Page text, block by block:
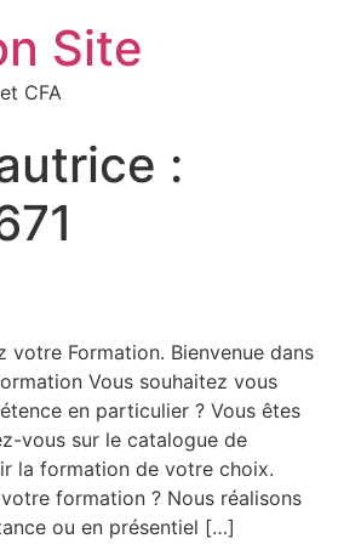
Site
CFA
:
votre Formation. Bienvenue dans
Vous souhaitez vous
en particulier ? Vous êtes
vous sur le catalogue de
la formation de votre choix.
formation ? Nous réalisons
ou en présentiel […]